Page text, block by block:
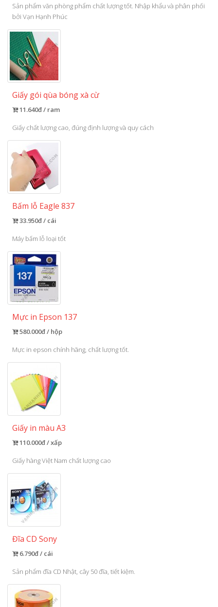
Sản phẩm văn phòng phẩm chất lượng tốt. Nhập khẩu và phân phối
bởi Vạn Hạnh Phúc
Giấy gói qùa bóng xà cừ
11.640đ / ram
Giấy chất lượng cao, đúng định lượng và quy cách
Bấm lỗ Eagle 837
33.950đ / cái
Máy bấm lỗ loại tốt
Mực in Epson 137
580.000đ / hộp
Mực in epson chính hãng, chất lượng tốt.
Giấy in màu A3
110.000đ / xấp
Giấy hàng Việt Nam chất lượng cao
Đĩa CD Sony
6.790đ / cái
Sản phẩm đĩa CD Nhật, cây 50 đĩa, tiết kiệm.